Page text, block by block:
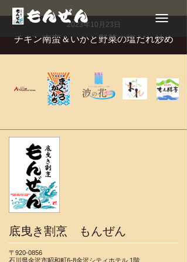
Toggle
navigation
2023年10月23日
チキン南蛮＆いかと野菜の塩だれ炒め
底曳き割烹 もんぜん
〒920-0856
石川県金沢市昭和町6-8金沢シティホテル 1階